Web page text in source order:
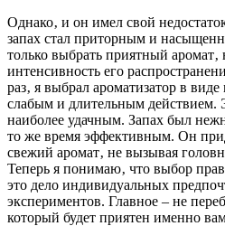
Однако‚ и он имел свой
запах стал приторным и
только выбрать приятный
интенсивность его
раз‚ я выбрал ароматизатор в
слабым и длительным действием.
наиболее удачным. Запах был
то же время эффективным. Он
свежий аромат‚ не вызывая
Теперь я понимаю‚ что выбор
это дело индивидуальных
экспериментов. Главное – не
который будет приятен именно